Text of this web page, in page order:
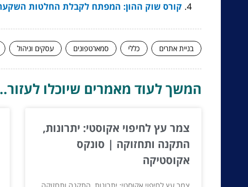
קורס שוק ההון: המפתח לקבלת החלטות
בניית אתרים כללי סמארטפונים עסקים וניהול
המשך לעוד מאמרים שיוכלו
צמר עץ לחיפוי אקוסטי: יתרונות,
התקנה ותחזוקה | סונקס
אקוסטיקה